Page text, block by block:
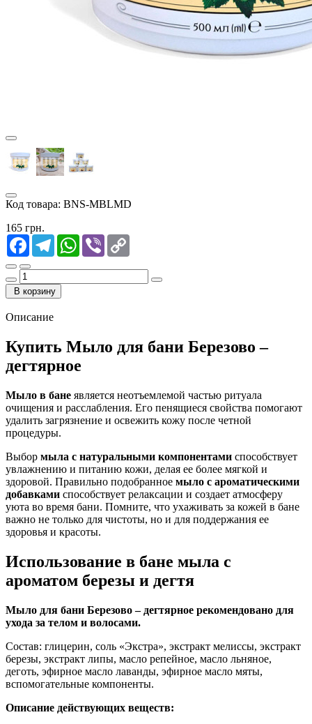
Код товара: BNS-MBLMD
165 грн.
FacebookTelegramWhatsApp
Viber
В корзину
Описание
Купить Мыло для бани Березово –
дегтярное
Мыло в бане является неотъемлемой частью ритуала
очищения и расслабления. Его пенящиеся свойства помогают
удалить загрязнение и освежить кожу после четной
процедуры.
Выбор мыла с натуральными компонентами способствует
увлажнению и питанию кожи, делая ее более мягкой и
здоровой. Правильно подобранное мыло с ароматическими
добавками способствует релаксации и создает атмосферу
уюта во время бани. Помните, что ухаживать за кожей в бане
важно не только для чистоты, но и для поддержания ее
здоровья и красоты.
Использование в бане мыла с
ароматом березы и дегтя
Мыло для бани Березово – дегтярное рекомендовано для
ухода за телом и волосами.
Состав: глицерин, соль «Экстра», экстракт мелиссы, экстракт
березы, экстракт липы, масло репейное, масло льняное,
деготь, эфирное масло лаванды, эфирное масло мяты,
вспомогательные компоненты.
Описание действующих веществ: